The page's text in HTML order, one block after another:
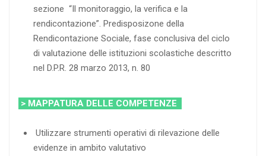
sezione “Il monitoraggio, la verifica e la
rendicontazione”. Predisposizone della
Rendicontazione Sociale, fase conclusiva del ciclo
di valutazione delle istituzioni scolastiche descritto
nel D.P.R. 28 marzo 2013, n. 80
> MAPPATURA DELLE COMPETENZE
Utilizzare strumenti operativi di rilevazione delle
evidenze in ambito valutativo